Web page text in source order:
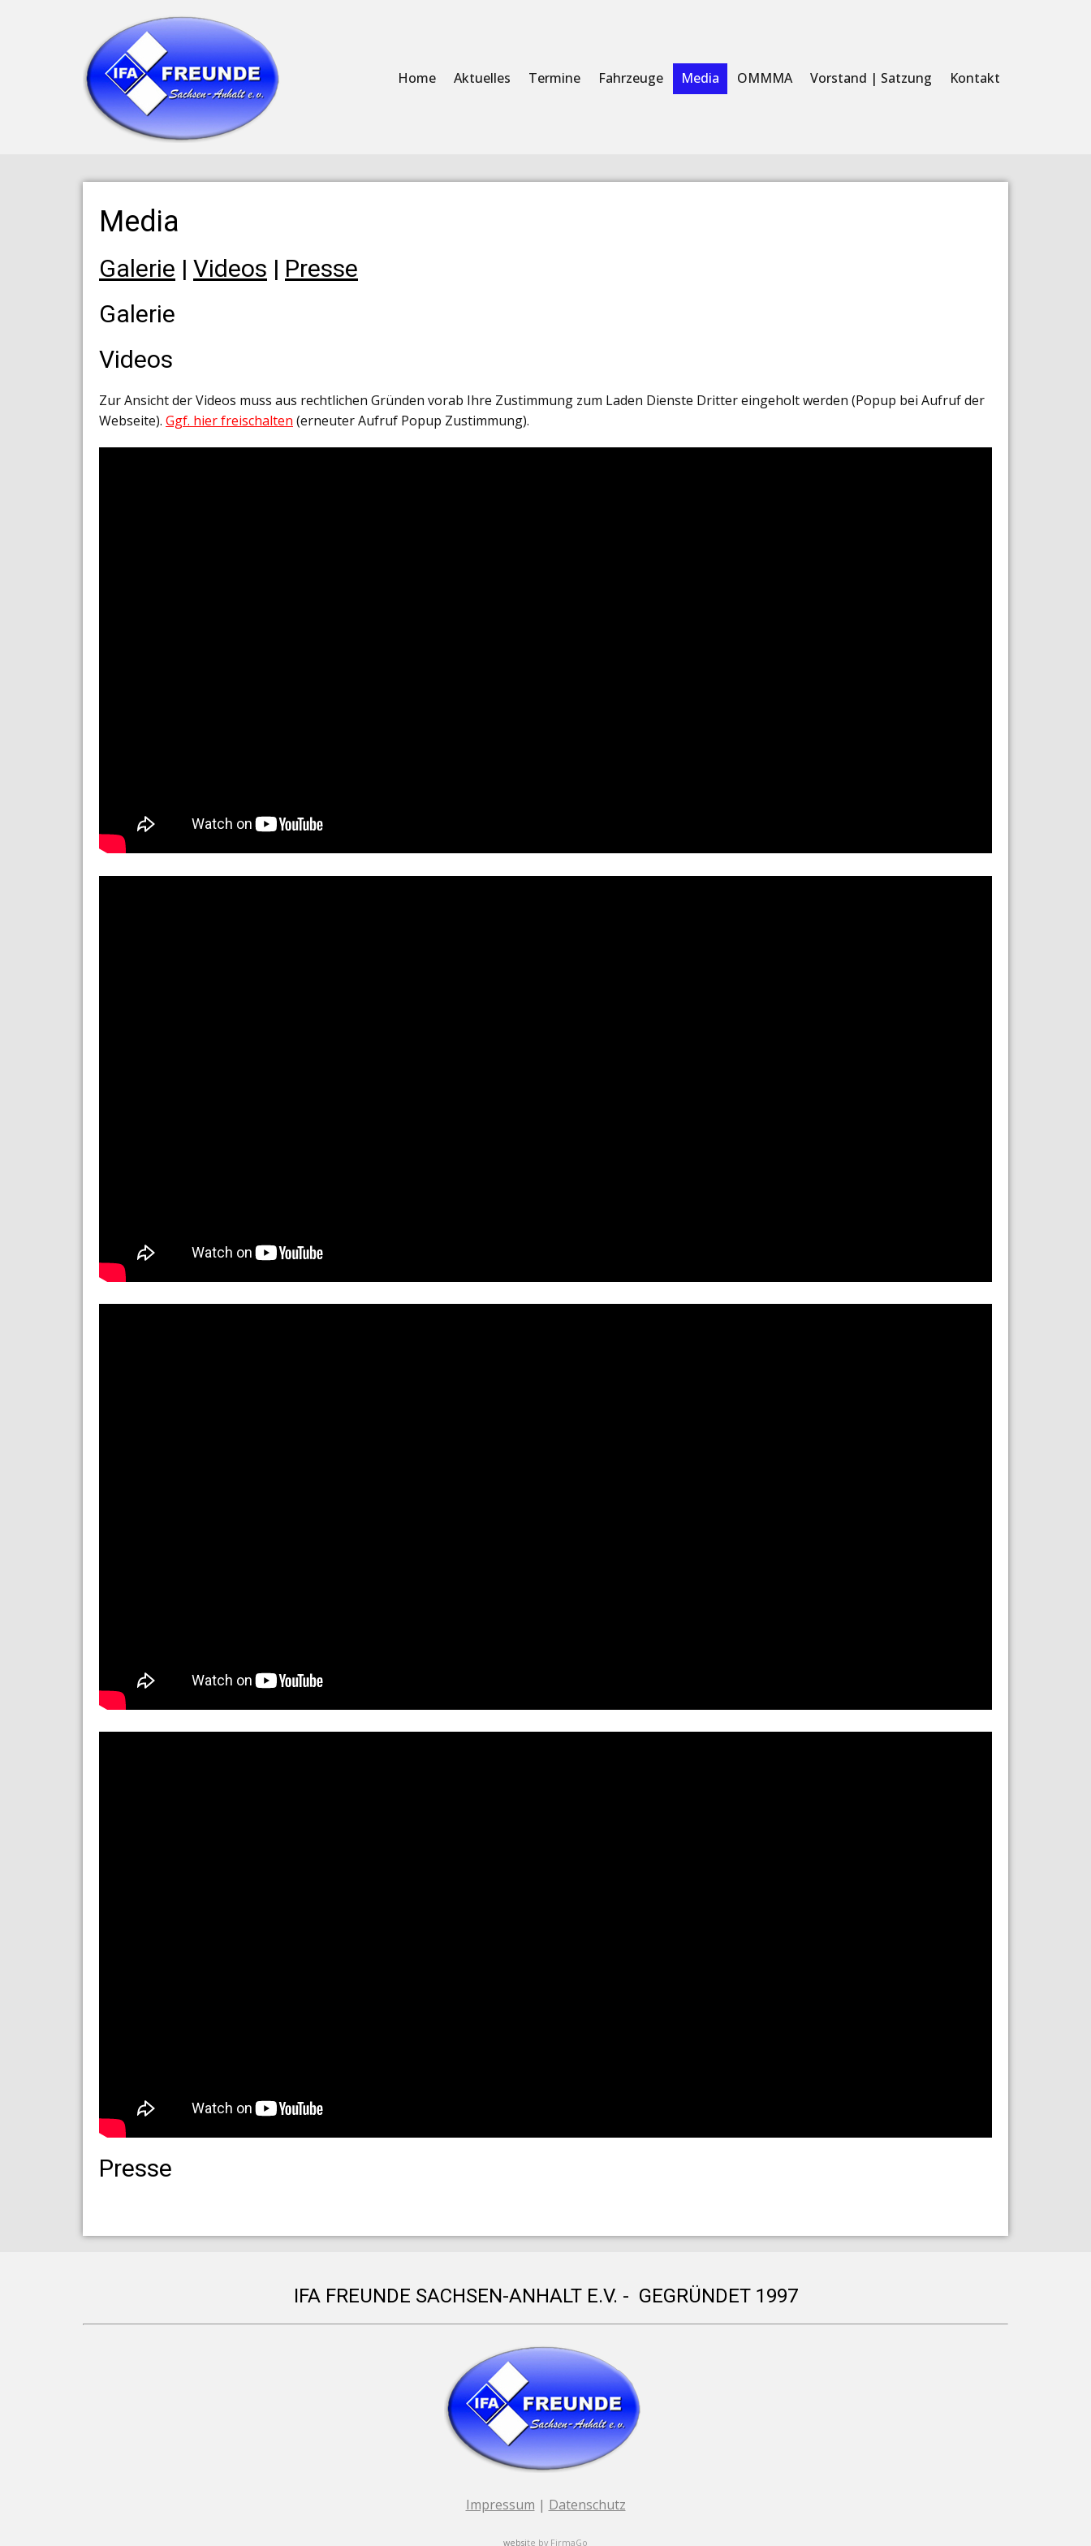
Home Aktuelles Termine Fahrzeuge Media OMMMA Vorstand | Satzung Kontakt
Media
Galerie | Videos | Presse
Galerie
Videos
Zur Ansicht der Videos muss aus rechtlichen Gründen vorab Ihre Zustimmung zum Laden Dienste Dritter eingeholt werden (Popup bei Aufruf der
Webseite). Ggf. hier freischalten (erneuter Aufruf Popup Zustimmung).
Presse
IFA FREUNDE SACHSEN-ANHALT E.V. - GEGRÜNDET 1997
Impressum | Datenschutz
website by FirmaGo